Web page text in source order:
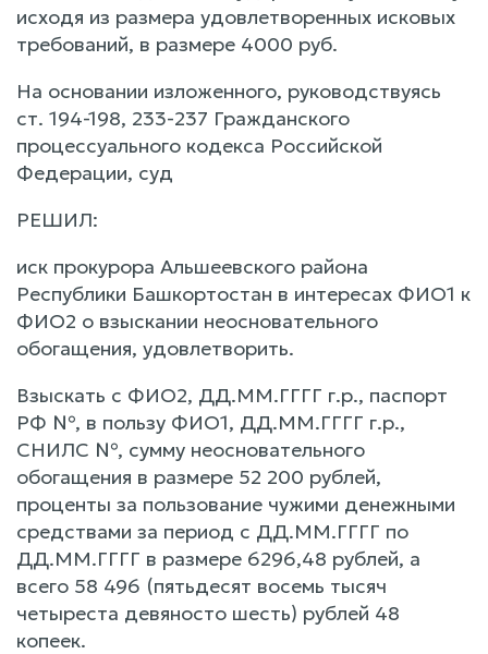
исходя из размера удовлетворенных исковых
требований, в размере 4000 руб.
На основании изложенного, руководствуясь
ст. 194-198, 233-237 Гражданского
процессуального кодекса Российской
Федерации, суд
РЕШИЛ:
иск прокурора Альшеевского района
Республики Башкортостан в интересах ФИО1 к
ФИО2 о взыскании неосновательного
обогащения, удовлетворить.
Взыскать с ФИО2, ДД.ММ.ГГГГ г.р., паспорт
РФ №, в пользу ФИО1, ДД.ММ.ГГГГ г.р.,
СНИЛС №, сумму неосновательного
обогащения в размере 52 200 рублей,
проценты за пользование чужими денежными
средствами за период с ДД.ММ.ГГГГ по
ДД.ММ.ГГГГ в размере 6296,48 рублей, а
всего 58 496 (пятьдесят восемь тысяч
четыреста девяносто шесть) рублей 48
копеек.